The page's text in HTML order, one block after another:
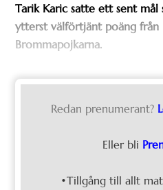
Tarik Karic satte ett sent mål
ytterst välförtjänt poäng
Brommapojkarna.
Redan prenumerant?
Eller bli
•Tillgång till allt